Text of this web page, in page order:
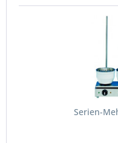
Serien-